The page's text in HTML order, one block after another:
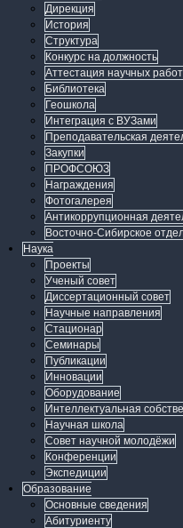
Дирекция
История
Структура
Конкурс на должность
Аттестация научных
Библиотека
Геошкола
Интеграция с ВУЗами
Преподавательская
Закупки
ПРОФСОЮЗ
Награждения
Фотогалерея
Антикоррупционная
Восточно-Сибирское
Наука
Проекты
Ученый совет
Диссертационный совет
Научные направления
Стационар
Семинары
Публикации
Инновации
Оборудование
Интеллектуальная
Научная школа
Совет научной молодёжи
Конференции
Экспедиции
Образование
Основные сведения
Абитуриенту